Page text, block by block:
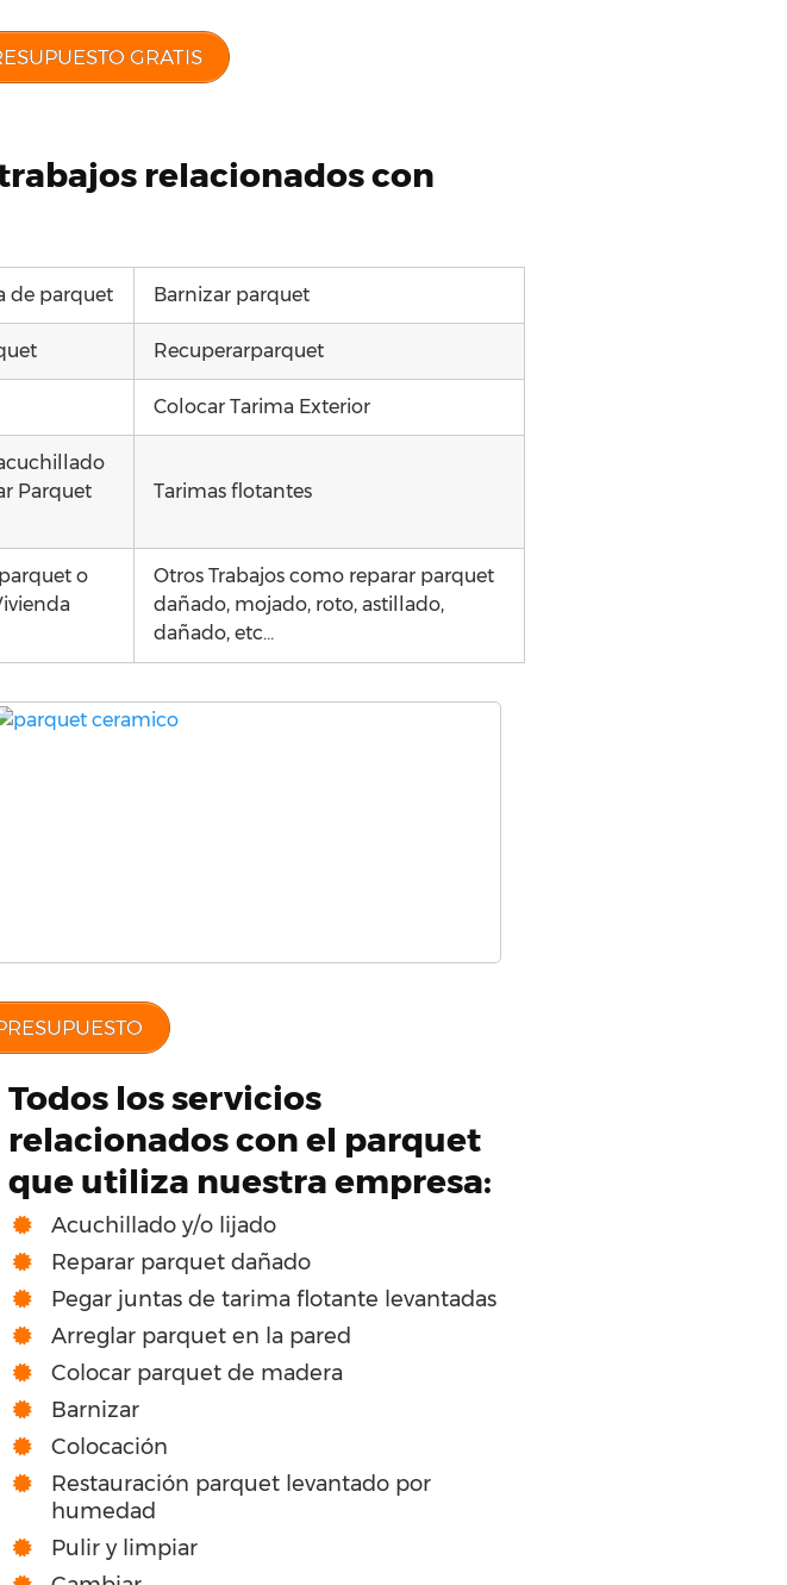
GRATIS
relacionados con
de parquet Barnizar parquet
Recuperarparquet
Colocar Tarima Exterior
Parquet
Tarimas flotantes
o
Otros Trabajos como reparar parquet
dañado, mojado, roto, astillado,
dañado, etc…
Todos los servicios
relacionados con el parquet
que utiliza nuestra empresa:
Acuchillado y/o lijado
Reparar parquet dañado
Pegar juntas de tarima flotante levantadas
Arreglar parquet en la pared
Colocar parquet de madera
Barnizar
Colocación
Restauración parquet levantado por
humedad
Pulir y limpiar